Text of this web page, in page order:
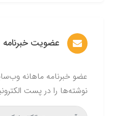
عضویت خبرنامه
عضو خبرنامه ماهانه
نوشته‌ها را در پست